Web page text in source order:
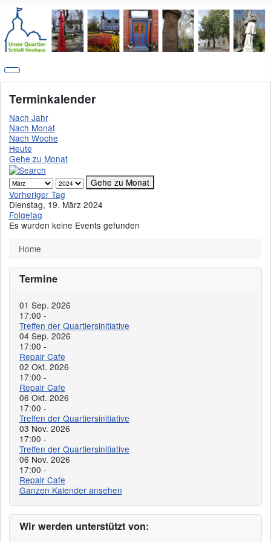
Terminkalender
Nach Jahr
Nach Monat
Nach Woche
Heute
Gehe zu Monat
Gehe zu Monat
Vorheriger Tag
Dienstag, 19. März 2024
Folgetag
Es wurden keine Events gefunden
Home
Termine
01 Sep. 2026
17:00 -
Treffen der Quartiersinitiative
04 Sep. 2026
17:00 -
Repair Cafe
02 Okt. 2026
17:00 -
Repair Cafe
06 Okt. 2026
17:00 -
Treffen der Quartiersinitiative
03 Nov. 2026
17:00 -
Treffen der Quartiersinitiative
06 Nov. 2026
17:00 -
Repair Cafe
Ganzen Kalender ansehen
Wir werden unterstützt von: